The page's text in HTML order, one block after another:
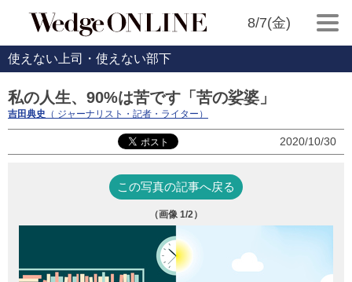
8/7(金)
使えない上司・使えない部下
私の人生、90%は苦です「苦の娑婆」
吉田典史 （ ジャーナリスト・記者・ライター）
2020/10/30
この写真の記事へ戻る
（画像 1/2）